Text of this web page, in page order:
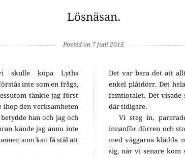
Lösnäsan.
Posted on 7 juni 2015
skulle köpa Lyths
inte som en fråga,
tänkte jag först
ihop den verksamheten
han och jag och
kände jag ännu inte
som kan få stål att
Det var bara det att
enkel plåtdörr. Det
femtiotalet. Det visade
där tidigare.
Vi steg in,
innanför dörren och
med väggarna klädda
sig, när vi senare kom